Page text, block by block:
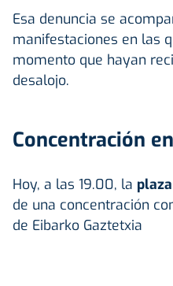
Esa denuncia se
manifestaciones en las
momento que hayan
desalojo.
Concentración
Hoy, a las 19.00, la
de una concentración
de Eibarko Gaztetxia